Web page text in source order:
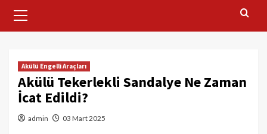
Menu
Akülü Engelli Araçları
Akülü Tekerlekli Sandalye Ne Zaman
İcat Edildi?
admin 03 Mart 2025